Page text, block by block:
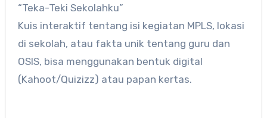
“Teka-Teki Sekolahku”
Kuis interaktif tentang isi kegiatan MPLS, lokasi
di sekolah, atau fakta unik tentang guru dan
OSIS, bisa menggunakan bentuk digital
(Kahoot/Quizizz) atau papan kertas.